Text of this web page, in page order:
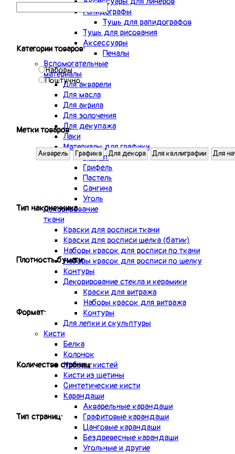
Рапидографы
Тушь для рапидографов
Тушь для рисования
Аксессуары
Пеналы
Вспомогательные
материалы
Для акварели
Для масла
Для акрила
Для золочения
Для декупажа
Лаки
Материалы для графики
Графит
Грифель
Пастель
Сангина
Уголь
Декорирование
ткани
Краски для росписи ткани
Краски для росписи шелка (батик)
Наборы красок для росписи по ткани
Наборы красок для росписи по шелку
Контуры
Декорирование стекла и керамики
Краски для витража
Наборы красок для витража
Контуры
Для лепки и скульптуры
Кисти
Белка
Колонок
Наборы кистей
Кисти из щетины
Синтетические кисти
Карандаши
Акварельные карандаши
Графитовые карандаши
Цанговые карандаши
Бездревесные карандаши
Угольные и другие
Категории товаров:
Наборы
Поштучно
Метки товаров:
Акварель Графика Для декора Для каллиграфии Для
Тип наконечника
Плотность бумаги:
Формат:
Количество страниц:
Тип страниц: